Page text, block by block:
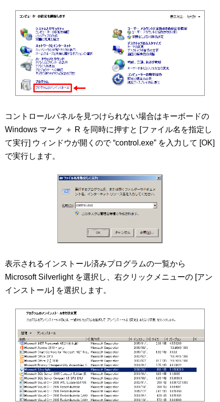
コントロールパネルを見つけられない場合はキーボードの
Windows マーク ＋ R を同時に押すと [ファイル名を指定し
て実行] ウィンドウが開くので “control.exe” を入力して [OK]
で実行します。
表示されるインストール済みプログラムの一覧から
Microsoft Silverlight を選択し、右クリックメニューの [アン
インストール] を選択します。